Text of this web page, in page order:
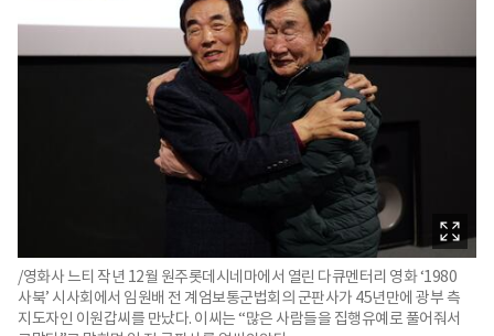
/영화사 느티 작년 12월 원주롯데시네마에서 열린 다큐멘터리 영화 ‘1980
사북’ 시사회에서 임원배 전 계엄보통군법회의 군판사가 45년만에 광부 측
지도자인 이원갑씨를 만났다. 이씨는 “많은 사람들을 집행유예로 풀어줘서